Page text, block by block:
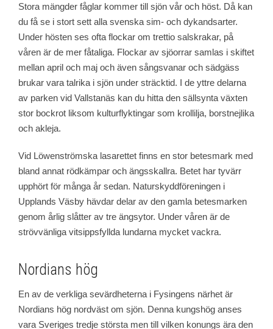
Stora mängder fåglar kommer till sjön vår och höst. Då kan
du få se i stort sett alla svenska sim- och dykandsarter.
Under hösten ses ofta flockar om trettio salskrakar, på
våren är de mer fåtaliga. Flockar av sjöorrar samlas i skiftet
mellan april och maj och även sångsvanar och sädgäss
brukar vara talrika i sjön under sträcktid. I de yttre delarna
av parken vid Vallstanäs kan du hitta den sällsynta växten
stor bockrot liksom kulturflyktingar som krollilja, borstnejlika
och akleja.
Vid Löwenströmska lasarettet finns en stor betesmark med
bland annat rödkämpar och ängsskallra. Betet har tyvärr
upphört för många år sedan. Naturskyddföreningen i
Upplands Väsby hävdar delar av den gamla betesmarken
genom årlig slåtter av tre ängsytor. Under våren är de
strövvänliga vitsippsfyllda lundarna mycket vackra.
Nordians hög
En av de verkliga sevärdheterna i Fysingens närhet är
Nordians hög nordväst om sjön. Denna kungshög anses
vara Sveriges tredje största men till vilken konungs ära den